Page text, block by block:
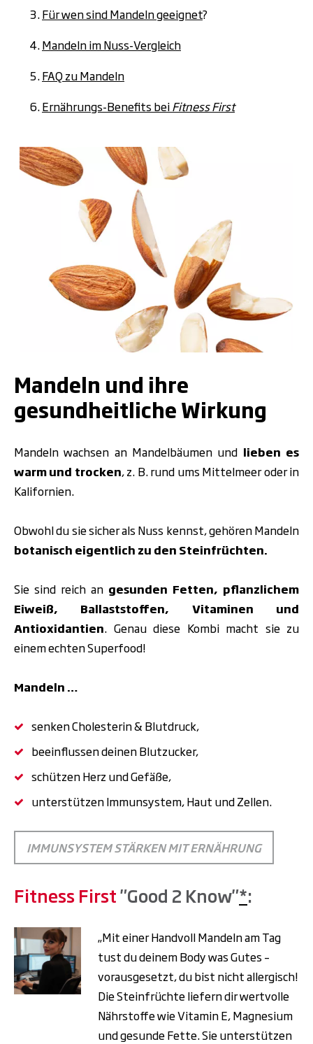
Für wen sind Mandeln geeignet?
Mandeln im Nuss-Vergleich
FAQ zu Mandeln
Ernährungs-Benefits beiFitness First
Mandeln und ihre
gesundheitliche Wirkung
Mandeln wachsen an Mandelbäumen und lieben es
warm und trocken, z. B. rund ums Mittelmeer oder in
Kalifornien.
Obwohl du sie sicher als Nuss kennst, gehören Mandeln
botanisch eigentlich zu den Steinfrüchten.
Sie sind reich an gesunden Fetten, pflanzlichem
Eiweiß, Ballaststoffen, Vitaminen und
Antioxidantien. Genau diese Kombi macht sie zu
einem echten Superfood!
Mandeln …
senken Cholesterin & Blutdruck,
beeinflussen deinen Blutzucker,
schützen Herz und Gefäße,
unterstützen Immunsystem, Haut und Zellen.
IMMUNSYSTEM STÄRKEN MIT ERNÄHRUNG
Fitness First"Good 2 Know"*:
„Mit einer Handvoll Mandeln am Tag
tust du deinem Body was Gutes –
vorausgesetzt, du bist nicht allergisch!
Die Steinfrüchte liefern dir wertvolle
Nährstoffe wie Vitamin E, Magnesium
und gesunde Fette. Sie unterstützen